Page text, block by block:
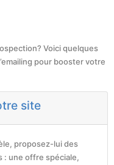
Voici quelques
pour booster votre
site
proposez-lui des
: une offre spéciale,